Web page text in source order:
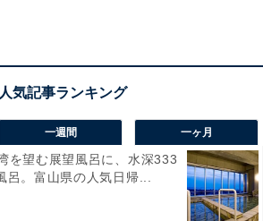
一週間 一ヶ月
を望む展望風呂に、水深333
呂。富山県の人気日帰...